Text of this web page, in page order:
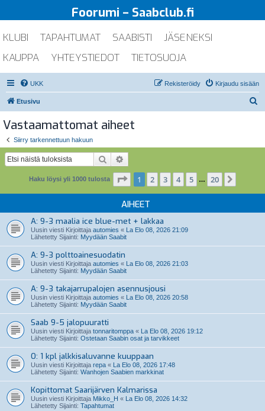
Foorumi – Saabclub.fi
KLUBI TAPAHTUMAT SAABISTI
JÄSENEKSI
KAUPPA
YHTEYSTIEDOT TIETOSUOJA
UKK Kirjaudu sisään
Rekisteröidy
Etusivu
Vastaamattomat aiheet
Siirry tarkennettuun hakuun
Etsi
Haku löysi yli 1000 tulosta Sivu /20
1 2 3 4 5 … 20
AIHEET
A: 9-3 maalia ice blue-met + lakkaa
Uusin viesti Kirjoittaja automies « La Elo 08, 2026 21:09
Lähetetty Sijainti: Myydään Saabit
A: 9-3 polttoainesuodatin
Uusin viesti Kirjoittaja automies « La Elo 08, 2026 21:03
Lähetetty Sijainti: Myydään Saabit
A: 9-3 takajarrupalojen asennusjousi
Uusin viesti Kirjoittaja automies « La Elo 08, 2026 20:58
Lähetetty Sijainti: Myydään Saabit
Saab 9-5 jalopuuratti
Uusin viesti Kirjoittaja tonnaritomppa « La Elo 08, 2026 19:12
Lähetetty Sijainti: Ostetaan Saabin osat ja tarvikkeet
O: 1 kpl jalkkisaluvanne kuuppaan
Uusin viesti Kirjoittaja repa « La Elo 08, 2026 17:48
Lähetetty Sijainti: Wanhojen Saabien markkinat
Kopittomat Saarijärven Kalmarissa
Uusin viesti Kirjoittaja Mikko_H « La Elo 08, 2026 14:32
Lähetetty Sijainti: Tapahtumat